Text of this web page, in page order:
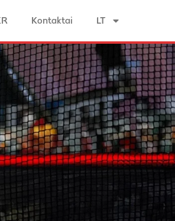
Kontaktai LT